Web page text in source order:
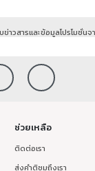
าวสารและข้อมูลโปรโมชั่นจ
ช่วยเหลือ
ติดต่อเรา
ส่งคำติชมถึงเรา